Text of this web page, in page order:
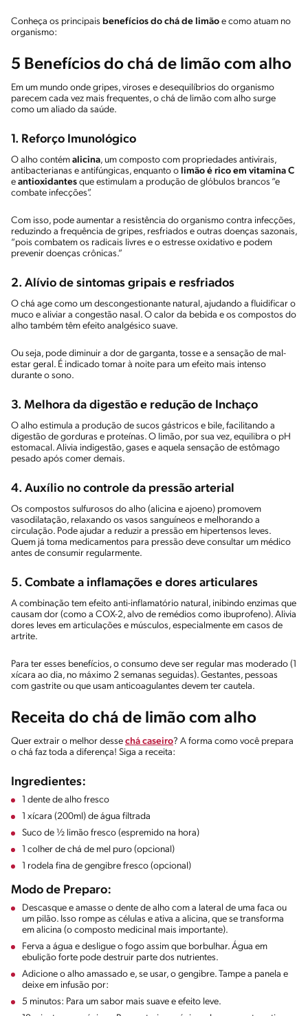
Conheça os principais benefícios do chá de limão e como atuam no
organismo:
5 Benefícios do chá de limão com alho
Em um mundo onde gripes, viroses e desequilíbrios do organismo
parecem cada vez mais frequentes, o chá de limão com alho surge
como um aliado da saúde.
1. Reforço Imunológico
O alho contém alicina, um composto com propriedades antivirais,
antibacterianas e antifúngicas, enquanto o limão é rico em vitamina C
e antioxidantes que estimulam a produção de glóbulos brancos “e
combate infecções”.
Com isso, pode aumentar a resistência do organismo contra infecções,
reduzindo a frequência de gripes, resfriados e outras doenças sazonais,
“pois combatem os radicais livres e o estresse oxidativo e podem
prevenir doenças crônicas.”
2. Alívio de sintomas gripais e resfriados
O chá age como um descongestionante natural, ajudando a fluidificar o
muco e aliviar a congestão nasal. O calor da bebida e os compostos do
alho também têm efeito analgésico suave.
Ou seja, pode diminuir a dor de garganta, tosse e a sensação de mal-
estar geral. É indicado tomar à noite para um efeito mais intenso
durante o sono.
3. Melhora da digestão e redução de Inchaço
O alho estimula a produção de sucos gástricos e bile, facilitando a
digestão de gorduras e proteínas. O limão, por sua vez, equilibra o pH
estomacal. Alivia indigestão, gases e aquela sensação de estômago
pesado após comer demais.
4. Auxílio no controle da pressão arterial
Os compostos sulfurosos do alho (alicina e ajoeno) promovem
vasodilatação, relaxando os vasos sanguíneos e melhorando a
circulação. Pode ajudar a reduzir a pressão em hipertensos leves.
Quem já toma medicamentos para pressão deve consultar um médico
antes de consumir regularmente.
5. Combate a inflamações e dores articulares
A combinação tem efeito anti-inflamatório natural, inibindo enzimas que
causam dor (como a COX-2, alvo de remédios como ibuprofeno). Alivia
dores leves em articulações e músculos, especialmente em casos de
artrite.
Para ter esses benefícios, o consumo deve ser regular mas moderado (1
xícara ao dia, no máximo 2 semanas seguidas). Gestantes, pessoas
com gastrite ou que usam anticoagulantes devem ter cautela.
Receita do chá de limão com alho
Quer extrair o melhor desse chá caseiro? A forma como você prepara
o chá faz toda a diferença! Siga a receita:
Ingredientes:
1 dente de alho fresco
1 xícara (200ml) de água filtrada
Suco de ½ limão fresco (espremido na hora)
1 colher de chá de mel puro (opcional)
1 rodela fina de gengibre fresco (opcional)
Modo de Preparo:
Descasque e amasse o dente de alho com a lateral de uma faca ou
um pilão. Isso rompe as células e ativa a alicina, que se transforma
em alicina (o composto medicinal mais importante).
Ferva a água e desligue o fogo assim que borbulhar. Água em
ebulição forte pode destruir parte dos nutrientes.
Adicione o alho amassado e, se usar, o gengibre. Tampe a panela e
deixe em infusão por:
5 minutos: Para um sabor mais suave e efeito leve.